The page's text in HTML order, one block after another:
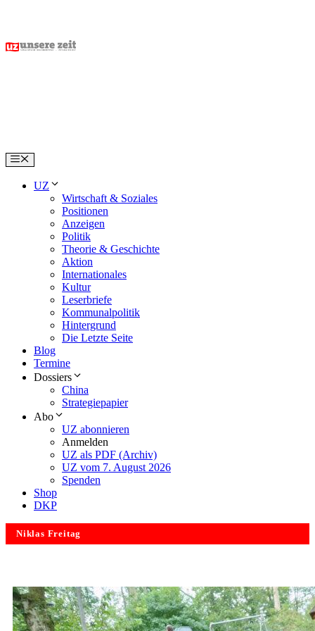
content
Menu
UZ
Wirtschaft & Soziales
Positionen
Anzeigen
Politik
Theorie & Geschichte
Aktion
Internationales
Kultur
Leserbriefe
Kommunalpolitik
Hintergrund
Die Letzte Seite
Blog
Termine
Dossiers
China
Strategiepapier
Abo
UZ abonnieren
Anmelden
UZ als PDF (Archiv)
UZ vom 7. August 2026
Spenden
Shop
DKP
Niklas Freitag